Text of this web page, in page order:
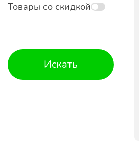
Товары со скидкой
Искать